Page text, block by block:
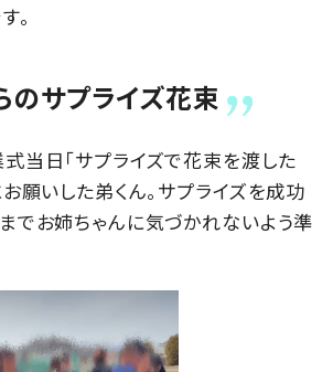
。
のサプライズ花束
当日「サプライズで花束を渡した
お願いした弟くん。サプライズを成功
でお姉ちゃんに気づかれないよう準